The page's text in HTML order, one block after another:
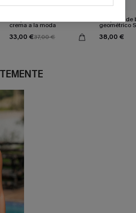
crema a la moda
33,00 €37,00 €
Conjunto de
geométrico
38,00 €